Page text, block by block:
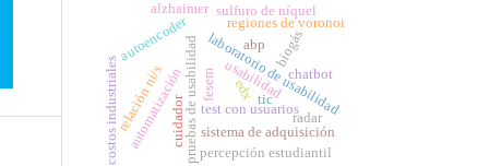
laboratorio de usabilidad
pruebas de usabilidad test con usuarios
usabilidad
sistema de adquisición
automatización
biogás
autoencoder regiones de voronoi
abp
costos industriales percepción estudiantil
sulfuro de níquel
fesem edx
relación ni/s chatbot
alzhaimer
cuidador
tic
radar